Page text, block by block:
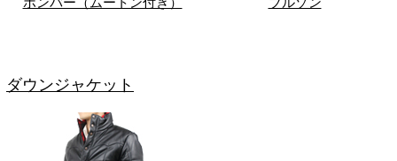
ダウンジャケット